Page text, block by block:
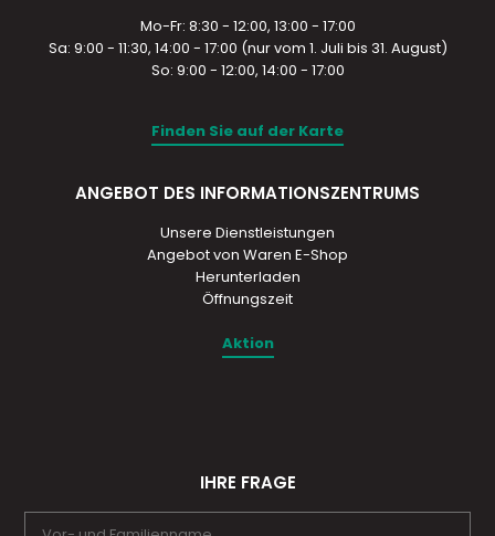
Mo-Fr: 8:30 - 12:00, 13:00 - 17:00
Sa: 9:00 - 11:30, 14:00 - 17:00 (nur vom 1. Juli bis 31. August)
So: 9:00 - 12:00, 14:00 - 17:00
Finden Sie auf der Karte
ANGEBOT DES INFORMATIONSZENTRUMS
Unsere Dienstleistungen
Angebot von Waren E-Shop
Herunterladen
Öffnungszeit
Aktion
IHRE FRAGE